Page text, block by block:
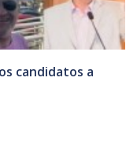
candidatos a